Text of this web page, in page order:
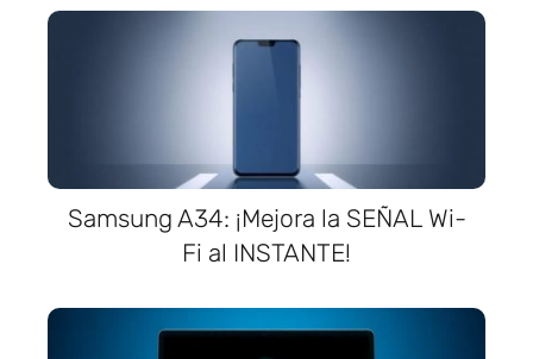
Samsung A34: ¡Mejora la SEÑAL Wi-
Fi al INSTANTE!